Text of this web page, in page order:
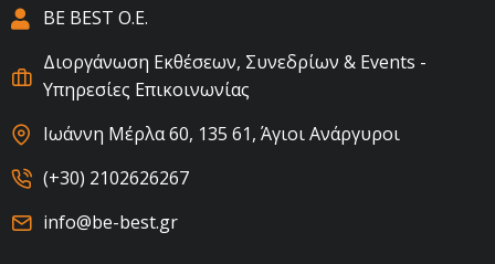
BE BEST Ο.Ε.
Διοργάνωση Εκθέσεων, Συνεδρίων & Events -
Υπηρεσίες Επικοινωνίας
Ιωάννη Μέρλα 60, 135 61, Άγιοι Ανάργυροι
(+30) 2102626267
info@be-best.gr